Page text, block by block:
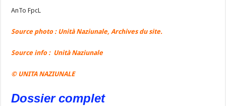
AnTo FpcL
Source photo : Unità Naziunale, Archives du site.
Source info : Unità Naziunale
© UNITA NAZIUNALE
Dossier complet